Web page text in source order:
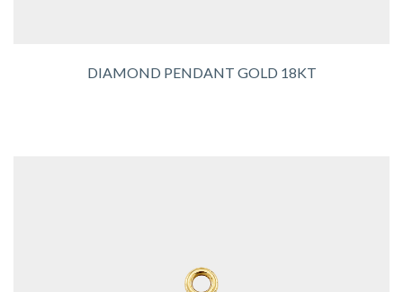
DIAMOND PENDANT GOLD 18KT